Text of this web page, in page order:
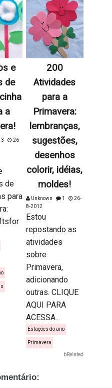
e
de
a
3
26-
de
para
200
Atividades
para a
Primavera:
lembranças,
sugestões,
desenhos
colorir, idéias,
moldes!
Unknown 1
26-
8-2012
Estou
repostando as
atividades
sobre
Primavera,
adicionando
outras. CLIQUE
AQUI PARA
ACESSA...
Estações do ano
Primavera
bRelated